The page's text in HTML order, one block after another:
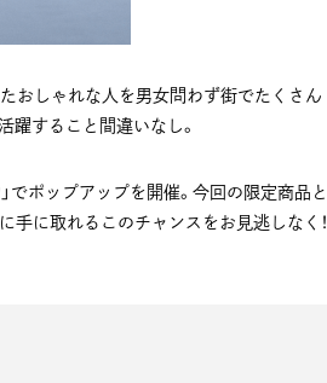
おしゃれな人を男女問わず街でたくさん
すること間違いなし。
でポップアップを開催。今回の限定商品と
手に取れるこのチャンスをお見逃しなく！